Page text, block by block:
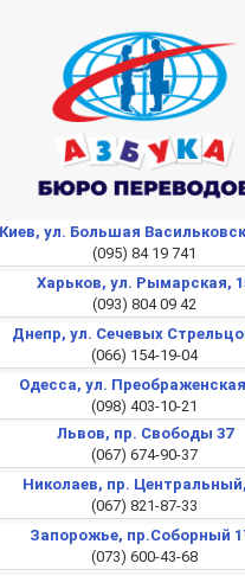
Киев, ул. Большая
(095) 84 19 741
Харьков, ул. Рымарская,
(093) 804 09 42
Днепр, ул. Сечевых
(066) 154-19-04
Одесса, ул.
(098) 403-10-21
Львов, пр. Свободы 37
(067) 674-90-37
Николаев, пр.
(067) 821-87-33
Запорожье, пр.Соборный
(073) 600-43-68